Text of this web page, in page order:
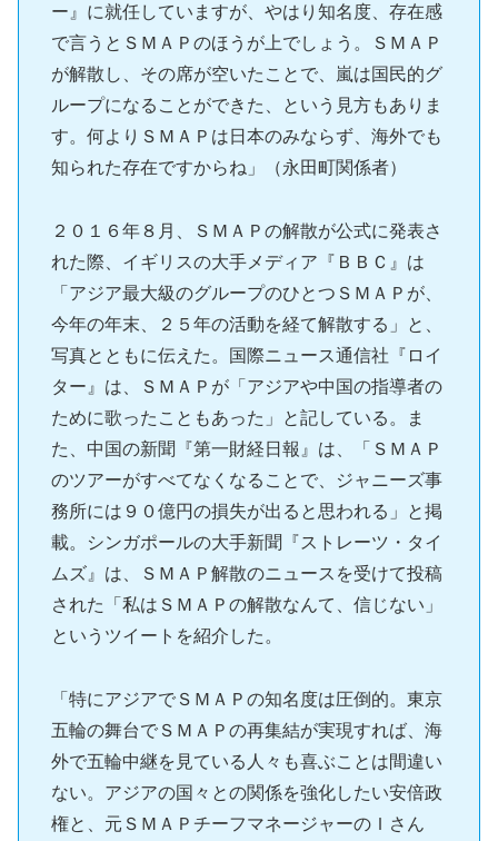
ー』に就任していますが、やはり知名度、存在感
で言うとＳＭＡＰのほうが上でしょう。ＳＭＡＰ
が解散し、その席が空いたことで、嵐は国民的グ
ループになることができた、という見方もありま
す。何よりＳＭＡＰは日本のみならず、海外でも
知られた存在ですからね」（永田町関係者）
２０１６年８月、ＳＭＡＰの解散が公式に発表さ
れた際、イギリスの大手メディア『ＢＢＣ』は
「アジア最大級のグループのひとつＳＭＡＰが、
今年の年末、２５年の活動を経て解散する」と、
写真とともに伝えた。国際ニュース通信社『ロイ
ター』は、ＳＭＡＰが「アジアや中国の指導者の
ために歌ったこともあった」と記している。ま
た、中国の新聞『第一財経日報』は、「ＳＭＡＰ
のツアーがすべてなくなることで、ジャニーズ事
務所には９０億円の損失が出ると思われる」と掲
載。シンガポールの大手新聞『ストレーツ・タイ
ムズ』は、ＳＭＡＰ解散のニュースを受けて投稿
された「私はＳＭＡＰの解散なんて、信じない」
というツイートを紹介した。
「特にアジアでＳＭＡＰの知名度は圧倒的。東京
五輪の舞台でＳＭＡＰの再集結が実現すれば、海
外で五輪中継を見ている人々も喜ぶことは間違い
ない。アジアの国々との関係を強化したい安倍政
権と、元ＳＭＡＰチーフマネージャーのＩさん